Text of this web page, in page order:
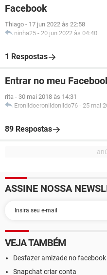
Facebook
Thiago - 17 jun 2022 às 22:58
ninha25 - 20 jun 2022 às 04:40
1 Respostas
Entrar no meu
rita - 30 mai 2018 às 14:31
Eronildoeronildonildo76 - 25 mai
89 Respostas
ASSINE NOSSA
VEJA TAMBÉM
Desfazer amizade no facebook
Snapchat criar conta